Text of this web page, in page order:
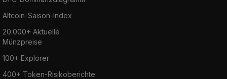
Altcoin-Saison-Index
20.000+ Aktuelle
Münzpreise
100+ Explorer
400+ Token-Risikoberichte